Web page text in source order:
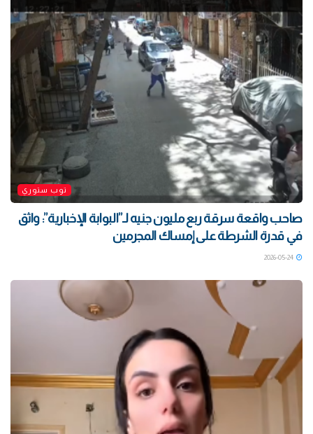
توب ستوري
صاحب واقعة سرقة ربع مليون جنيه لـ”البوابة الإخبارية”: واثق
في قدرة الشرطة على إمساك المجرمين